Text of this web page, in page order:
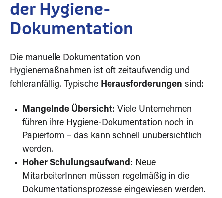
der Hygiene-
Dokumentation
Die manuelle Dokumentation von
Hygienemaßnahmen ist oft zeitaufwendig und
fehleranfällig. Typische Herausforderungen sind:
Mangelnde Übersicht: Viele Unternehmen
führen ihre Hygiene-Dokumentation noch in
Papierform – das kann schnell unübersichtlich
werden.
Hoher Schulungsaufwand: Neue
MitarbeiterInnen müssen regelmäßig in die
Dokumentationsprozesse eingewiesen werden.